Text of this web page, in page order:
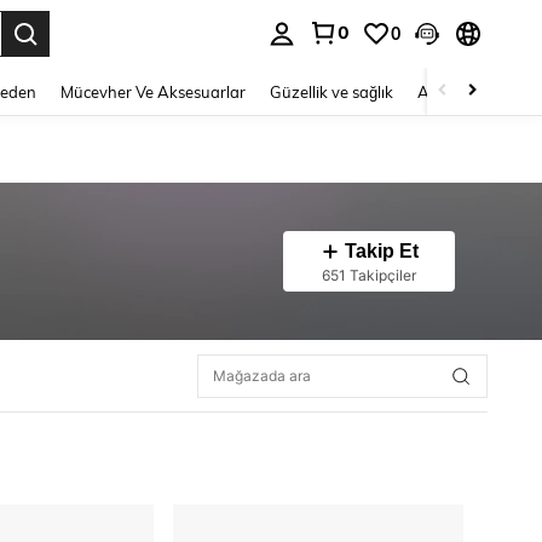
0 0
Mücevher Ve Aksesuarlar Güzellik ve sağlık Ayakkabı
Takip Et
651 Takipçiler